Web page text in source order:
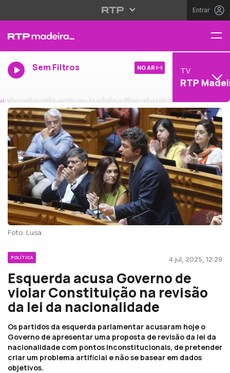
Entrar
Sem Filtros NO AR TV
RTP
Foto: Lusa
POLÍTICA 4 jul, 2025, 12:29
Esquerda acusa Governo de
violar Constituição na revisão
da lei da nacionalidade
Os partidos da esquerda parlamentar acusaram hoje o
Governo de apresentar uma proposta de revisão da lei da
nacionalidade com pontos inconstitucionais, de pretender
criar um problema artificial e não se basear em dados
objetivos.